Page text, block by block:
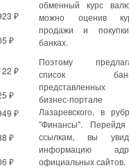
₽
₽
₽
₽
₽
₽
₽
обменный курс
можно оценив
продажи и
банках.
Поэтому
список
бизнес-портале
Лазаревского, в
"Финансы".
ссылкам, вы
информацию
официальных сайтов.